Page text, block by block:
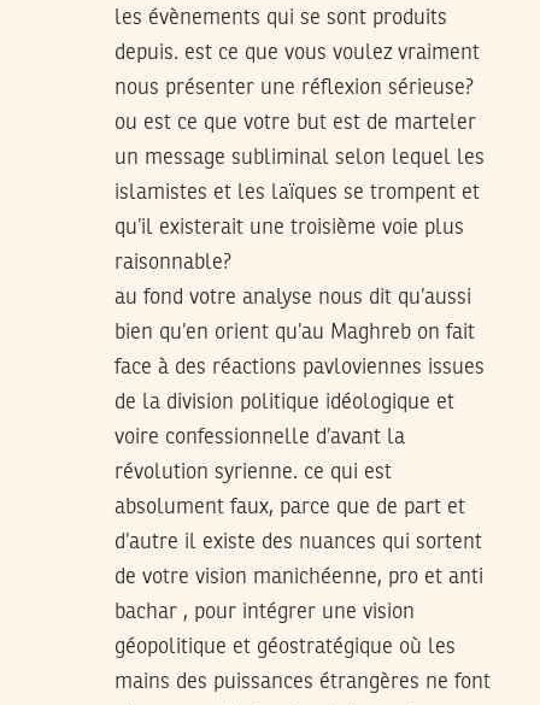
les évènements qui se sont produits
depuis. est ce que vous voulez vraiment
nous présenter une réflexion sérieuse?
ou est ce que votre but est de marteler
un message subliminal selon lequel les
islamistes et les laïques se trompent et
qu’il existerait une troisième voie plus
raisonnable?
au fond votre analyse nous dit qu’aussi
bien qu’en orient qu’au Maghreb on fait
face à des réactions pavloviennes issues
de la division politique idéologique et
voire confessionnelle d’avant la
révolution syrienne. ce qui est
absolument faux, parce que de part et
d’autre il existe des nuances qui sortent
de votre vision manichéenne, pro et anti
bachar , pour intégrer une vision
géopolitique et géostratégique où les
mains des puissances étrangères ne font